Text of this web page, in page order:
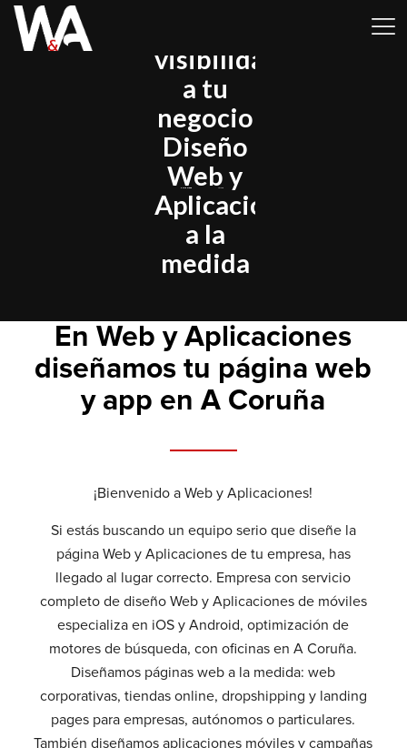
visibilidad
a tu
negocio
Diseño
Web y
Aplicaciones
a la
medida
ENCENDER APAGAR
En Web y Aplicaciones
diseñamos tu página web
y app en A Coruña
¡Bienvenido a Web y Aplicaciones!
Si estás buscando un equipo serio que diseñe la
página Web y Aplicaciones de tu empresa, has
llegado al lugar correcto. Empresa con servicio
completo de diseño Web y Aplicaciones de móviles
especializa en iOS y Android, optimización de
motores de búsqueda, con oficinas en A Coruña.
Diseñamos páginas web a la medida: web
corporativas, tiendas online, dropshipping y landing
pages para empresas, autónomos o particulares.
También diseñamos aplicaciones móviles y campañas